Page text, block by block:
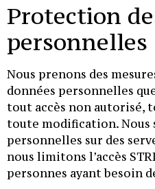
Protection
personnelles
Nous prenons des
données personnelles
tout accès non autorisé,
toute modification. Nous
personnelles sur des
nous limitons l’accès
personnes ayant besoin